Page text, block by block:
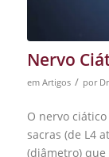
Nervo
em Artigos / por
O nervo
sacras (de L4
(diâmetro) que